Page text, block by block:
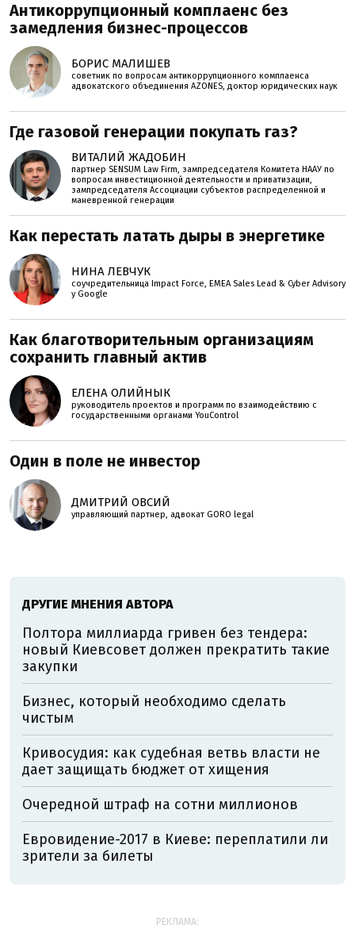
Антикоррупционный комплаенс без
замедления бизнес-процессов
БОРИС МАЛИШЕВ
советник по вопросам антикоррупционного комплаенса
адвокатского объединения AZONES, доктор юридических наук
Где газовой генерации покупать газ?
ВИТАЛИЙ ЖАДОБИН
партнер SENSUM Law Firm, зампредседателя Комитета НААУ по
вопросам инвестиционной деятельности и приватизации,
зампредседателя Ассоциации субъектов распределенной и
маневренной генерации
Как перестать латать дыры в энергетике
НИНА ЛЕВЧУК
соучредительница Impact Force, EMEA Sales Lead & Cyber Advisory
у Google
Как благотворительным организациям
сохранить главный актив
ЕЛЕНА ОЛИЙНЫК
руководитель проектов и программ по взаимодействию с
государственными органами YouControl
Один в поле не инвестор
ДМИТРИЙ ОВСИЙ
управляющий партнер, адвокат GORO legal
ДРУГИЕ МНЕНИЯ АВТОРА
Полтора миллиарда гривен без тендера:
новый Киевсовет должен прекратить такие
закупки
Бизнес, который необходимо сделать
чистым
Кривосудия: как судебная ветвь власти не
дает защищать бюджет от хищения
Очередной штраф на сотни миллионов
Евровидение-2017 в Киеве: переплатили ли
зрители за билеты
РЕКЛАМА: